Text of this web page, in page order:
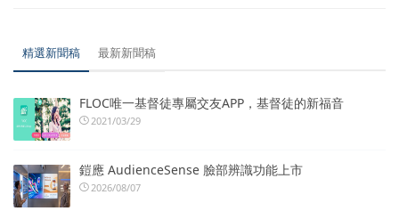
精選新聞稿 最新新聞稿
FLOC唯一基督徒專屬交友APP，基督徒的新福音
2021/03/29
鎧應 AudienceSense 臉部辨識功能上市
2026/08/07